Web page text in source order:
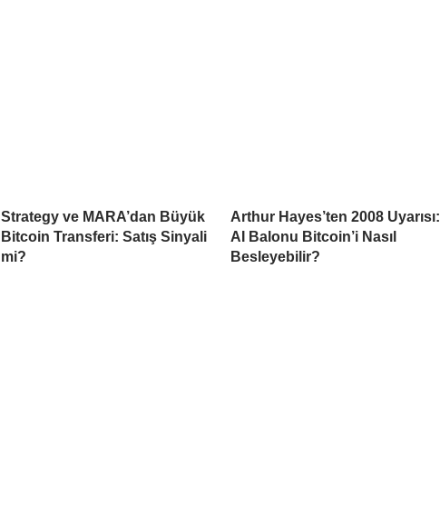
Strategy ve MARA’dan Büyük
Bitcoin Transferi: Satış Sinyali
mi?
Arthur Hayes’ten 2008 Uyarısı:
AI Balonu Bitcoin’i Nasıl
Besleyebilir?